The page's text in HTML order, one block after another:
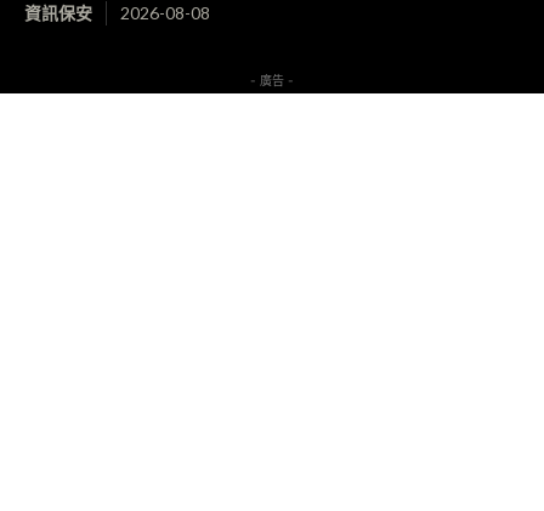
資訊保安 2026-08-08
- 廣告 -